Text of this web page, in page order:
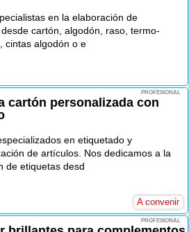
en la elaboración de
cartón, algodón, raso, termo-
cintas algodón o e
PROFESIONAL
cartón personalizada con
en etiquetado y
de artículos. Nos dedicamos a la
de etiquetas desd
A convenir
PROFESIONAL